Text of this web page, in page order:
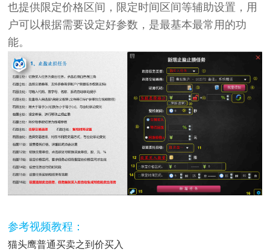
也提供限定价格区间，限定时间区间等辅助设置，用
户可以根据需要设定好参数，是最基本最常用的功
能。
参考视频教程：
猫头鹰普通买卖之到价买入